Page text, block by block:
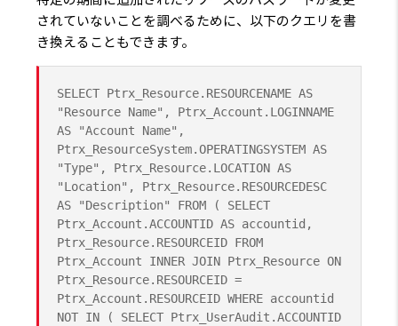
されていないことを調べるために、以下のクエリを書
き換えることもできます。
SELECT Ptrx_Resource.RESOURCENAME AS
"Resource Name", Ptrx_Account.LOGINNAME
AS "Account Name",
Ptrx_ResourceSystem.OPERATINGSYSTEM AS
"Type", Ptrx_Resource.LOCATION AS
"Location", Ptrx_Resource.RESOURCEDESC
AS "Description" FROM ( SELECT
Ptrx_Account.ACCOUNTID AS accountid,
Ptrx_Resource.RESOURCEID FROM
Ptrx_Account INNER JOIN Ptrx_Resource ON
Ptrx_Resource.RESOURCEID =
Ptrx_Account.RESOURCEID WHERE accountid
NOT IN ( SELECT Ptrx_UserAudit.ACCOUNTID